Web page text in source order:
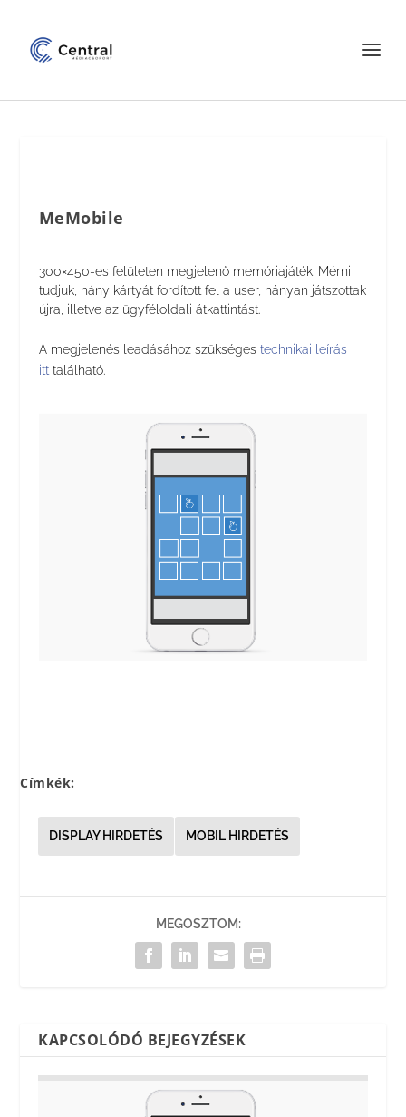
MeMobile
300×450-es felületen megjelenő memóriajáték. Mérni
tudjuk, hány kártyát fordított fel a user, hányan játszottak
újra, illetve az ügyféloldali átkattintást.
A megjelenés leadásához szükséges technikai leírás
itttalálható.
Címkék:
DISPLAY HIRDETÉS MOBIL HIRDETÉS
MEGOSZTOM:
KAPCSOLÓDÓ BEJEGYZÉSEK